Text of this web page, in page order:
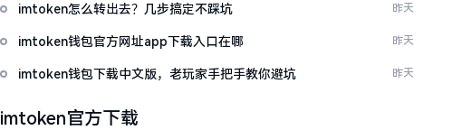
imtoken怎么转出去？几步搞定不踩坑 昨天
imtoken钱包官方网址app下载入口在哪 昨天
imtoken钱包下载中文版，老玩家手把手教你避坑 昨天
imtoken官方下载